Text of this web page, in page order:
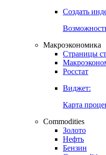
Создать
Макроэкономика
Страницы
Росстат
Виджет:
Карта
Commodities
Золото
Нефть
Бензин